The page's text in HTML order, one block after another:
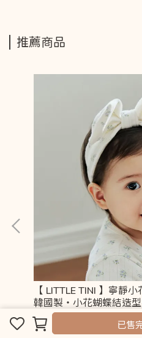
已售
推薦商品
【 LITTLE TINI 】寧靜
韓國製・小花蝴蝶結造
NT$430